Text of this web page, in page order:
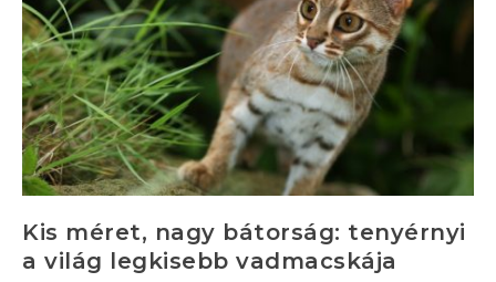
Kis méret, nagy bátorság: tenyérnyi
a világ legkisebb vadmacskája